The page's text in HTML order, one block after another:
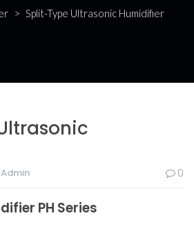
> Split-Type Ultrasonic Humidifier
0
PH Series